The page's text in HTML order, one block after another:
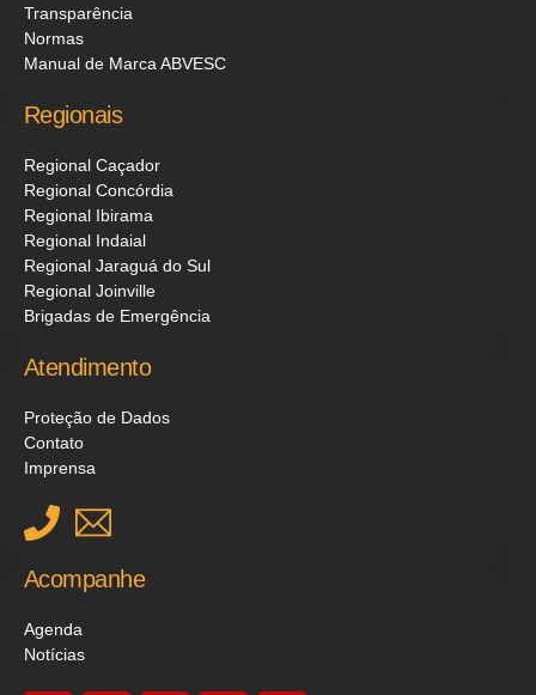
Transparência
Normas
Manual de Marca ABVESC
Regionais
Regional Caçador
Regional Concórdia
Regional Ibirama
Regional Indaial
Regional Jaraguá do Sul
Regional Joinville
Brigadas de Emergência
Atendimento
Proteção de Dados
Contato
Imprensa
Acompanhe
Agenda
Notícias